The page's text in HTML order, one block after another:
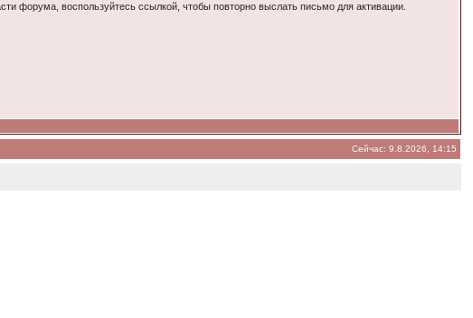
форума, воспользуйтесь ссылкой, чтобы повторно выслать письмо для активации.
Сейчас: 9.8.2026, 14:15